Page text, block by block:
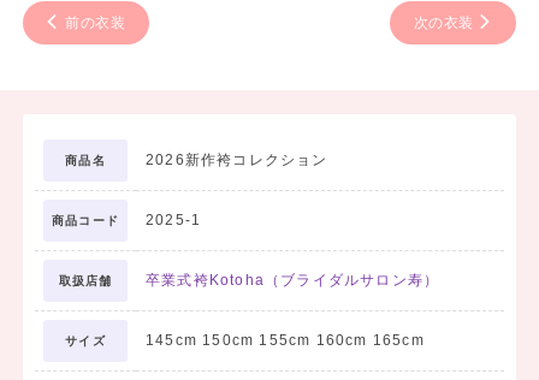
前の衣装 次の衣装
商品名 2026新作袴コレクション
商品コード 2025-1
取扱店舗 卒業式袴Kotoha（ブライダルサロン寿）
サイズ 145cm 150cm 155cm 160cm 165cm